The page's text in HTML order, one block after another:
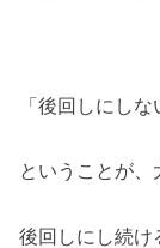
「後回しにしな
ということが、
後回しにし続け